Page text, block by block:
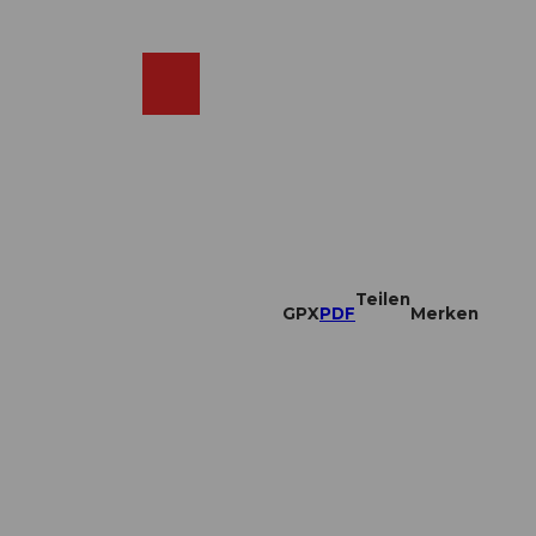
GPXPDF
Teilen
Merken